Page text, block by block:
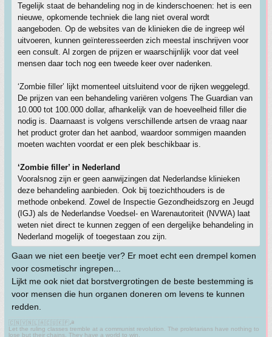
Tegelijk staat de behandeling nog in de kinderschoenen: het is een
nieuwe, opkomende techniek die lang niet overal wordt
aangeboden. Op de websites van de klinieken die de ingreep wél
uitvoeren, kunnen geïnteresseerden zich meestal inschrijven voor
een consult. Al zorgen de prijzen er waarschijnlijk voor dat veel
mensen daar toch nog een tweede keer over nadenken.
‘Zombie filler’ lijkt momenteel uitsluitend voor de rijken weggelegd.
De prijzen van een behandeling variëren volgens The Guardian van
10.000 tot 100.000 dollar, afhankelijk van de hoeveelheid filler die
nodig is. Daarnaast is volgens verschillende artsen de vraag naar
het product groter dan het aanbod, waardoor sommigen maanden
moeten wachten voordat er een plek beschikbaar is.
‘Zombie filler’ in Nederland
Vooralsnog zijn er geen aanwijzingen dat Nederlandse klinieken
deze behandeling aanbieden. Ook bij toezichthouders is de
methode onbekend. Zowel de Inspectie Gezondheidszorg en Jeugd
(IGJ) als de Nederlandse Voedsel- en Warenautoriteit (NVWA) laat
weten niet direct te kunnen zeggen of een dergelijke behandeling in
Nederland mogelijk of toegestaan zou zijn.
Gaan we niet een beetje ver? Er moet echt een drempel komen
voor cosmetischr ingrepen...
Lijkt me ook niet dat borstvergrotingen de beste bestemming is
voor mensen die hun organen doneren om levens te kunnen
redden.
🇨🇳🇻🇳🇱🇦🇨🇺🇰🇵☭
Let the ruling classes tremble at a communist revolution. The proletarians have nothing to
lose but their chains. They have a world to win.